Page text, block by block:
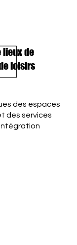
lieux de
loisirs
des espaces
des services